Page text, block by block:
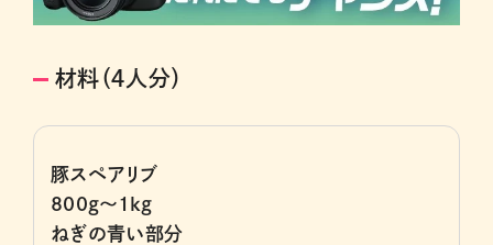
材料（４人分）
豚スペアリブ
800g～1kg
ねぎの青い部分